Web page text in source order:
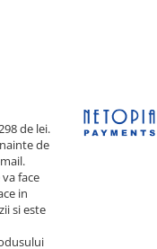
de lei.
de
face
in
si este